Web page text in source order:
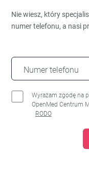
Nie wiesz, który
numer telefonu, a nasi
Numer telefonu
Wyrażam zgodę na
OpenMed Centrum
RODO